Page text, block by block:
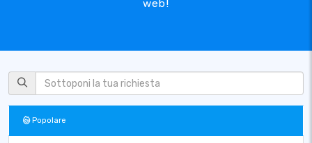
web!
Popolare